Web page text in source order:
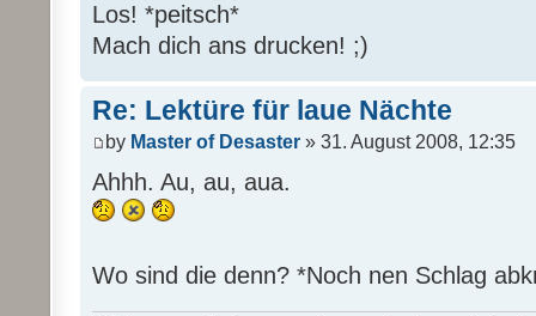
Los! *peitsch*
Mach dich ans drucken! ;)
Re: Lektüre für laue Nächte
by Master of Desaster » 31. August 2008, 12:35
Ahhh. Au, au, aua.
Wo sind die denn? *Noch nen Schlag